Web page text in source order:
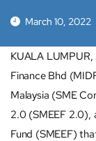
March 10, 2022
KUALA
Finance Bhd
Malaysia (SME
2.0 (SMEEF 2.0),
Fund (SMEEF)